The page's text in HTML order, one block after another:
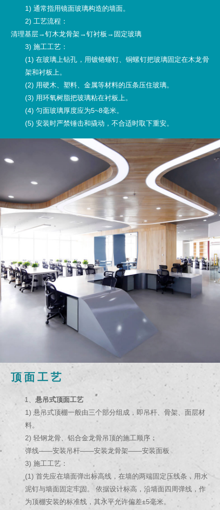
1) 通常指用镜面玻璃构造的墙面。
2) 工艺流程：
清理基层→钉木龙骨架→钉衬板→固定玻璃
3) 施工工艺：
(1) 在玻璃上钻孔，用镀铬螺钉、铜螺钉把玻璃固定在木龙骨
架和衬板上。
(2) 用硬木、塑料、金属等材料的压条压住玻璃。
(3) 用环氧树脂把玻璃粘在衬板上。
(4) 匀面玻璃厚度应为5~8毫米。
(5) 安装时严禁锤击和撬动，不合适时取下重安。
顶面工艺
1、悬吊式顶面工艺
1) 悬吊式顶棚一般由三个部分组成，即吊杆、骨架、面层材
料。
2) 轻钢龙骨、铝合金龙骨吊顶的施工顺序：
弹线——安装吊杆——安装龙骨架——安装面板
3) 施工工艺：
(1) 首先应在墙面弹出标高线，在墙的两端固定压线条，用水
泥钉与墙面固定牢固。 依据设计标高，沿墙面四周弹线，作
为顶棚安装的标准线，其水平允许偏差±5毫米。